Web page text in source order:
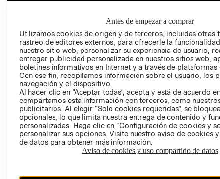
PROGRAMA DE
Y ÉTICA (INGLÉS)
COMERCIO - SIC
PETICIONES
QUEJAS Y
RECLAMOS
Colombia ($)
CAMBIAR REGIÓN
Antes de empezar a comprar
Utilizamos cookies de origen y de terceros, incluidas otras
rastreo de editores externos, para ofrecerle la
nuestro sitio web, personalizar su experiencia de usuario,
entregar publicidad personalizada en nuestros sitios web,
boletines informativos en Internet y a través de plataformas
Con ese fin, recopilamos información sobre el usuario, los
navegación y el dispositivo.
Al hacer clic en “Aceptar todas”, acepta y está de acuerdo
compartamos esta información con terceros, como
publicitarios. Al elegir “Solo cookies requeridas”, se
opcionales, lo que limita nuestra entrega de contenido y
personalizadas. Haga clic en “Configuración de cookies y
personalizar sus opciones. Visite nuestro aviso de cookies
de datos para obtener más información.
Aviso de cookies y uso compartido de datos